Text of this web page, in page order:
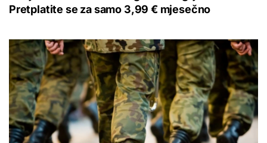
Pretplatite se za samo 3,99 € mjesečno